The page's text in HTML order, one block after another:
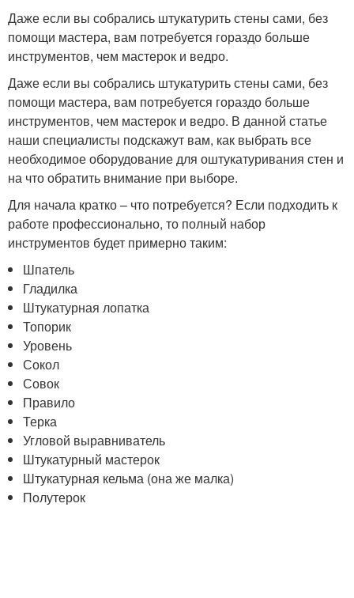
Даже если вы собрались штукатурить стены сами, без
помощи мастера, вам потребуется гораздо больше
инструментов, чем мастерок и ведро.
Даже если вы собрались штукатурить стены сами, без
помощи мастера, вам потребуется гораздо больше
инструментов, чем мастерок и ведро. В данной статье
наши специалисты подскажут вам, как выбрать все
необходимое оборудование для оштукатуривания стен и
на что обратить внимание при выборе.
Для начала кратко – что потребуется? Если подходить к
работе профессионально, то полный набор
инструментов будет примерно таким:
Шпатель
Гладилка
Штукатурная лопатка
Топорик
Уровень
Сокол
Совок
Правило
Терка
Угловой выравниватель
Штукатурный мастерок
Штукатурная кельма (она же малка)
Полутерок